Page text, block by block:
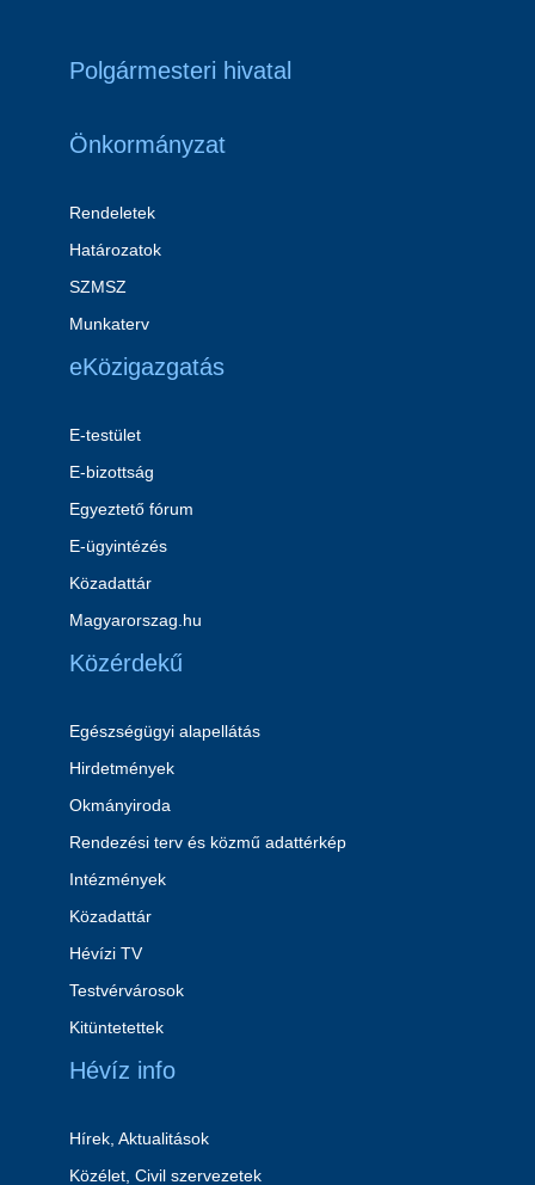
Polgármesteri hivatal
Önkormányzat
Rendeletek
Határozatok
SZMSZ
Munkaterv
eKözigazgatás
E-testület
E-bizottság
Egyeztető fórum
E-ügyintézés
Közadattár
Magyarorszag.hu
Közérdekű
Egészségügyi alapellátás
Hirdetmények
Okmányiroda
Rendezési terv és közmű adattérkép
Intézmények
Közadattár
Hévízi TV
Testvérvárosok
Kitüntetettek
Hévíz info
Hírek, Aktualitások
Közélet, Civil szervezetek